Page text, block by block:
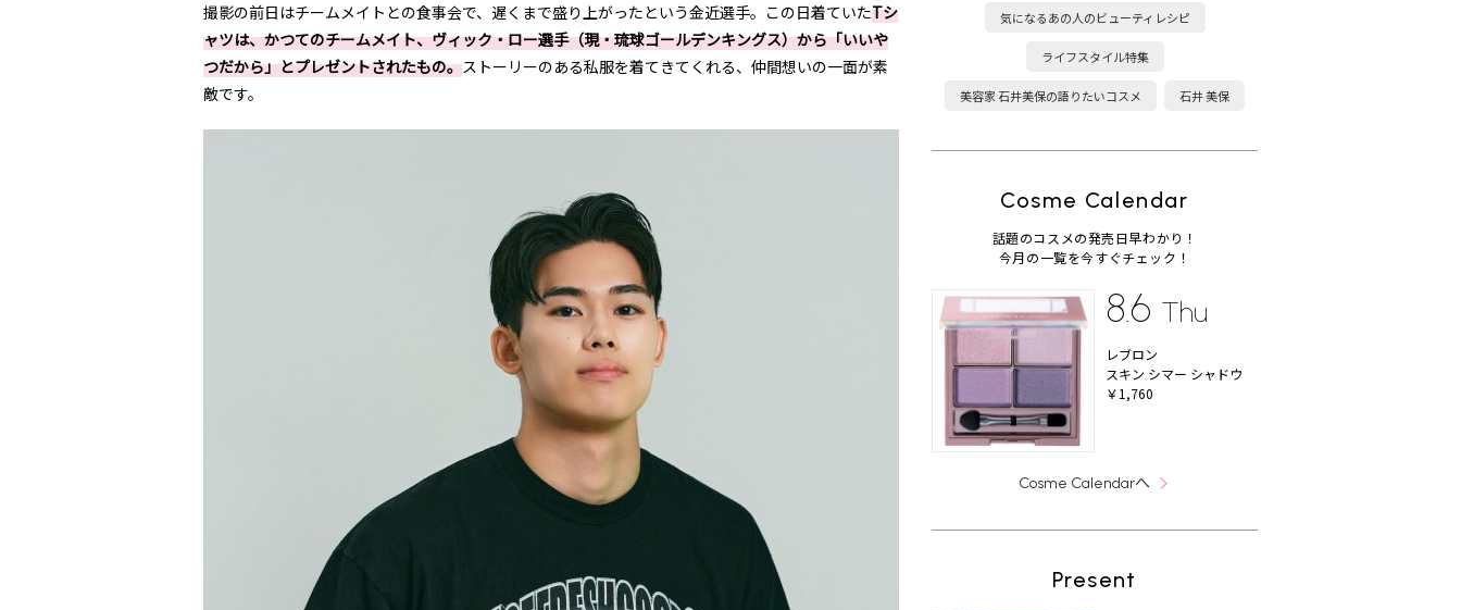
撮影の前日はチームメイトとの食事会で、遅くまで盛り上がったという金近選手。この日着ていたTシ
ャツは、かつてのチームメイト、ヴィック・ロー選手（現・琉球ゴールデンキングス）から「いいや
つだから」とプレゼントされたもの。ストーリーのある私服を着てきてくれる、仲間想いの一面が素
敵です。
気になるあの人のビューティレシピ
ライフスタイル特集
美容家 石井美保の語りたいコスメ 石井 美保
Cosme Calendar
話題のコスメの発売日早わかり！
今月の一覧を今すぐチェック！
8.6 Thu
レブロン
スキン シマー シャドウ
￥1,760
Cosme Calendarへ
Present